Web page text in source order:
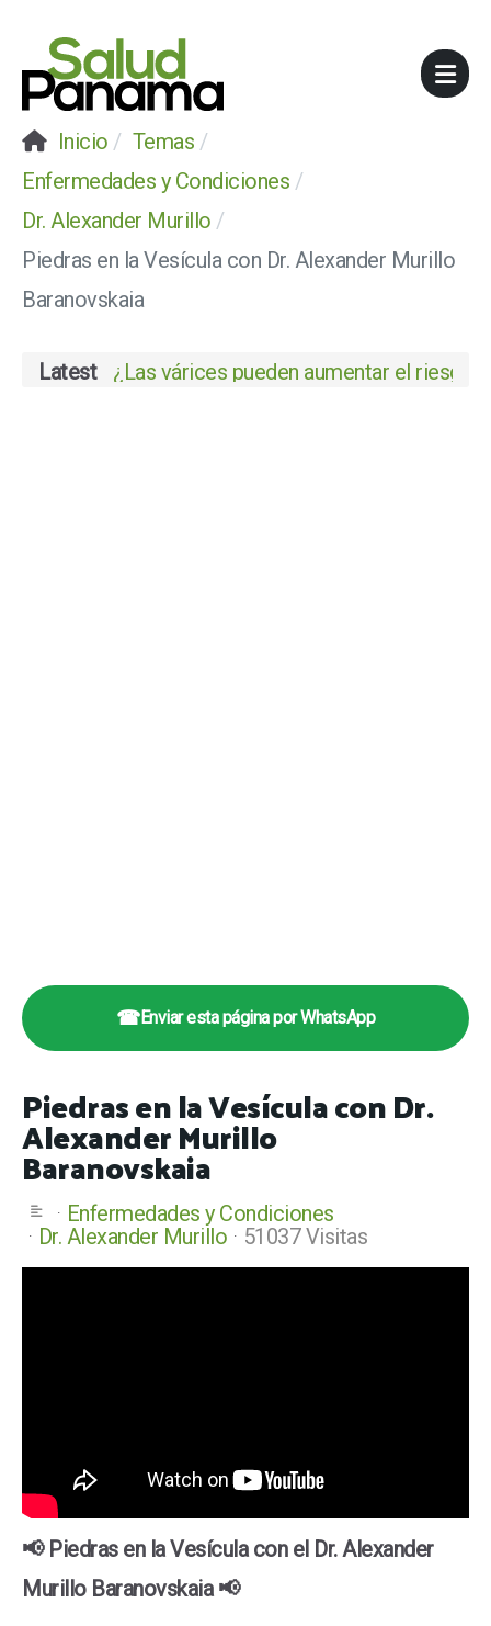
Inicio
Temas
Enfermedades y Condiciones
Dr. Alexander Murillo
Piedras en la Vesícula con Dr. Alexander Murillo
Baranovskaia
Latest ¿Las várices pueden aumentar el riesgo
☎Enviar esta página por WhatsApp
Piedras en la Vesícula con Dr.
Alexander Murillo
Baranovskaia
Enfermedades y Condiciones
Dr. Alexander Murillo
51037 Visitas
📢 Piedras en la Vesícula con el Dr. Alexander
Murillo Baranovskaia 📢